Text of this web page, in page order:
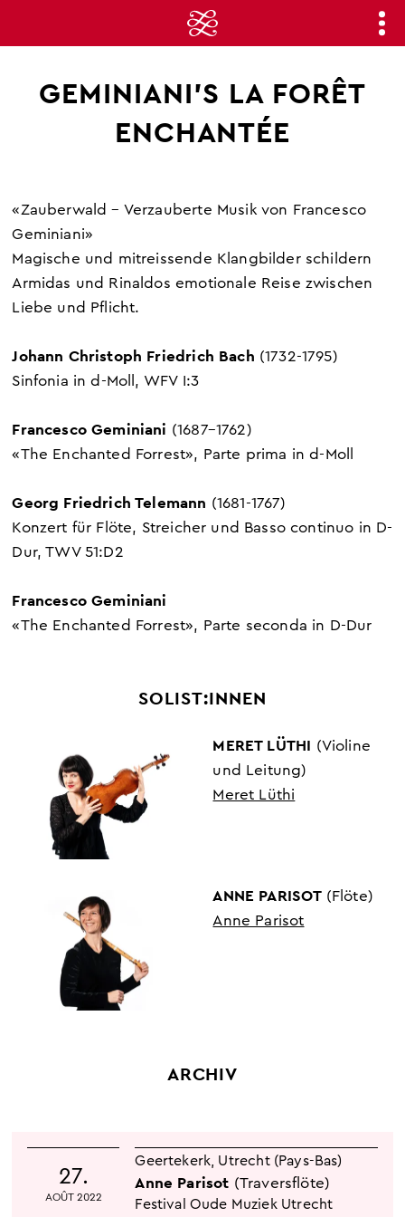
GEMINIANI'S LA FORÊT
ENCHANTÉE
«Zauberwald – Verzauberte Musik von Francesco
Geminiani»
Magische und mitreissende Klangbilder schildern
Armidas und Rinaldos emotionale Reise zwischen
Liebe und Pflicht.
Johann Christoph Friedrich Bach (1732-1795)
Sinfonia in d-Moll, WFV I:3
Francesco Geminiani (1687–1762)
«The Enchanted Forrest», Parte prima in d-Moll
Georg Friedrich Telemann (1681-1767)
Konzert für Flöte, Streicher und Basso continuo in D-
Dur, TWV 51:D2
Francesco Geminiani
«The Enchanted Forrest», Parte seconda in D-Dur
SOLIST:INNEN
MERET LÜTHI (Violine
und Leitung)
Meret Lüthi
ANNE PARISOT (Flöte)
Anne Parisot
ARCHIV
27.
AOÛT 2022
Geertekerk, Utrecht (Pays-Bas)
Anne Parisot (Traversflöte)
Festival Oude Muziek Utrecht